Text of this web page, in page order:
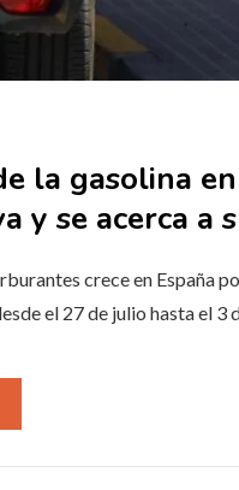
la gasolina
y se acerca a
crece en España
el 27 de julio hasta el 3